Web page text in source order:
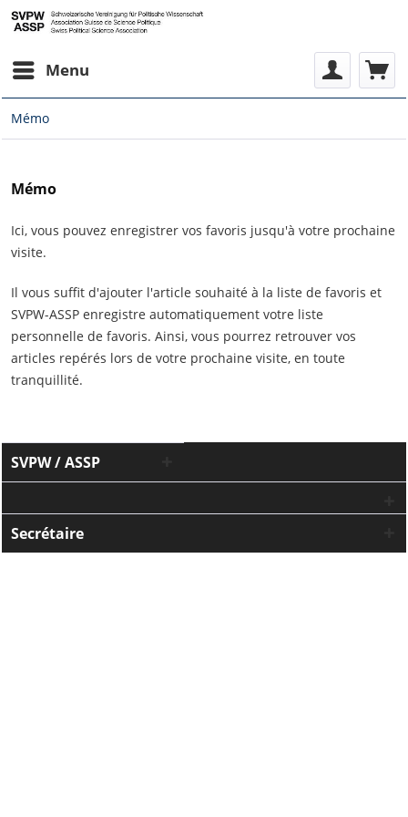
Menu
Mémo
Mémo
Ici, vous pouvez enregistrer vos favoris jusqu'à votre prochaine
visite.
Il vous suffit d'ajouter l'article souhaité à la liste de favoris et
SVPW-ASSP enregistre automatiquement votre liste
personnelle de favoris. Ainsi, vous pourrez retrouver vos
articles repérés lors de votre prochaine visite, en toute
tranquillité.
SVPW / ASSP
Secrétaire